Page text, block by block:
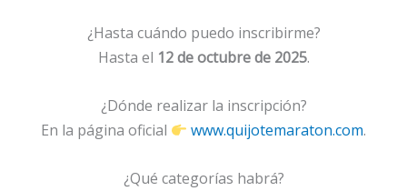
¿Hasta cuándo puedo inscribirme?
Hasta el 12 de octubre de 2025.
¿Dónde realizar la inscripción?
En la página oficial
www.quijotemaraton.com.
¿Qué categorías habrá?